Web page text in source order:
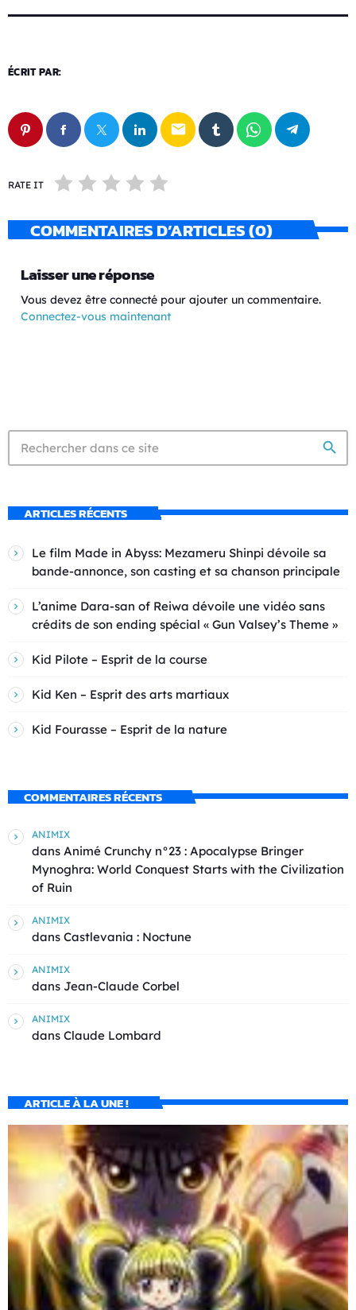
ÉCRIT PAR:
email
RATE IT
COMMENTAIRES D’ARTICLES (0)
Laisser une réponse
Vous devez être connecté pour ajouter un commentaire.
Connectez-vous maintenant
search
ARTICLES RÉCENTS
Le film Made in Abyss: Mezameru Shinpi dévoile sa
bande-annonce, son casting et sa chanson principale
L’anime Dara-san of Reiwa dévoile une vidéo sans
crédits de son ending spécial « Gun Valsey’s Theme »
Kid Pilote – Esprit de la course
Kid Ken – Esprit des arts martiaux
Kid Fourasse – Esprit de la nature
COMMENTAIRES RÉCENTS
ANIMIX
dans Animé Crunchy n°23 : Apocalypse Bringer
Mynoghra: World Conquest Starts with the Civilization
of Ruin
ANIMIX
dans Castlevania : Noctune
ANIMIX
dans Jean-Claude Corbel
ANIMIX
dans Claude Lombard
ARTICLE À LA UNE !